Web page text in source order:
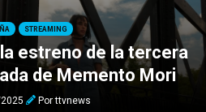
STREAMING
estreno de la tercera
de Memento Mori
Porttvnews